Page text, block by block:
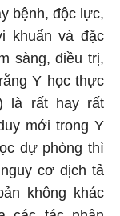
bệnh, độc lực,
khuẩn và đặc
sàng, điều trị,
Y học thực
là rất hay rất
mới trong Y
dự phòng thì
cơ dịch tả
không khác